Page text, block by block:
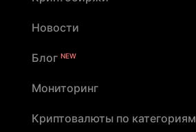
Новости
Блог NEW
Мониторинг
Криптовалюты по категориям